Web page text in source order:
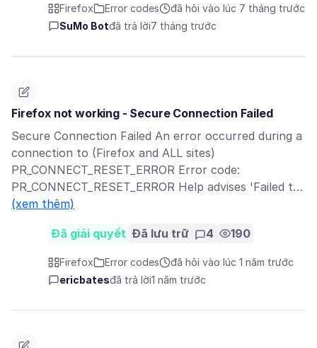
Firefox Error codes
đã hỏi vào lúc 7 tháng trước
SuMo Botđã trả lời7 tháng trước
Firefox not working - Secure Connection Failed
Secure Connection Failed An error occurred during a
connection to (Firefox and ALL sites)
PR_CONNECT_RESET_ERROR Error code:
PR_CONNECT_RESET_ERROR Help advises 'Failed t…
(xem thêm)
Đã giải quyết Đã lưu trữ 4 190
Firefox Error codes
đã hỏi vào lúc 1 năm trước
ericbatesđã trả lời1 năm trước